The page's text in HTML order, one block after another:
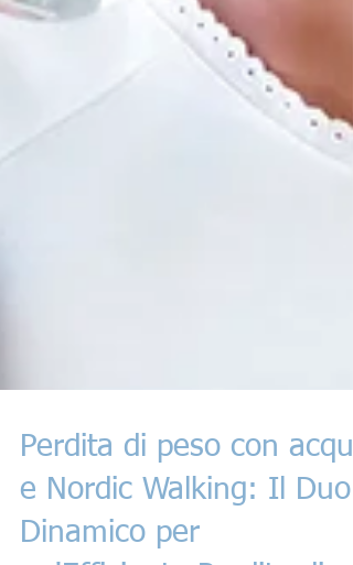
Perdita di peso con
e Nordic Walking: Il Duo